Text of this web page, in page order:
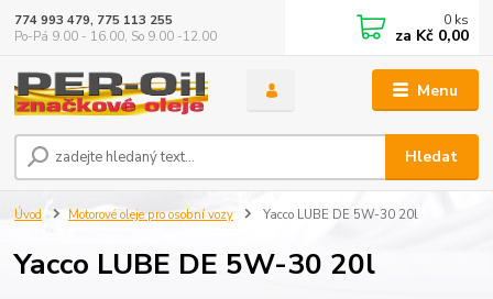
Menu
Hledat
774 993 479, 775 113 255
Po-Pá 9.00 - 16.00, So 9.00 -12.00
0 ks
za Kč 0,00
Úvod Motorové oleje pro osobní vozy Yacco LUBE DE 5W-30 20l
Yacco LUBE DE 5W-30 20l